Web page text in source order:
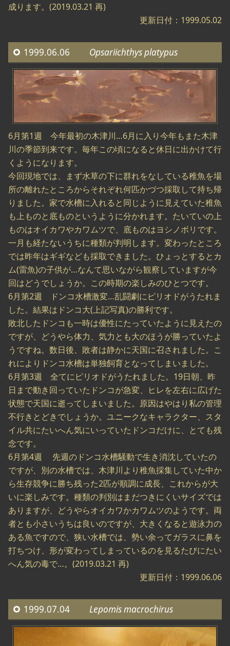
成ります。(2019.03.21 再)
更新日付：1999.05.02
1999.06.06 Opsariichthys platypus
6月第1週 今年最初の木津川…6月に入り今年もまた木津
川の季節到来です。毎年この頃になると休日に出かけて行
くようになります。
今回現地では、まず水草の下に群れをなしている稚魚を場
所の離れたところからそれぞれ何匹かづつ採取して持ち帰
りました。家で水槽に入れると同じように見えていた稚魚
も上ものと底ものというように分かれます。たいていの上
ものはオイカワやカワムツで、底ものはヨシノボリです。
一月も経たないうちに種類が判明します。変わったところ
では昨年はギギなども採取できました。ひょっとするとカ
ム(雷魚)の子供が…なんて思いながら観察していますが今
回はどうでしょうか。この時期の楽しみのひとつです。
6月第2週 ドンコ水槽激変…乱闘劇にピリオドがうたれま
した。結果はドンコ大(上記写真)の勝利です。
敗北したドンコも一時は優性にたっていたように見えたの
ですが、どうやら体力、気力とも大のほうが勝っていたよ
うですね。数日後、敗者は静かに天国に召されました。こ
れによりドンコ水槽は単独飼育となってしまいました。
6月第3週 全てにピリオドがうたれました。19日朝、昨
日まで動き回っていたドンコが急変、ヒレを左右に広げた
状態で天国に逝ってしまいました。原因はやはり私の管理
不行きとどきでしょうか。ユニークなキャラクター、スタ
イル共にたいへん気にいっていたドンコだけに、とても残
念です。
6月第4週 先週のドンコ水槽騒動で生き消沈していたの
ですが、別の水槽では、木津川より稚魚採集していた中か
ら生存競争に勝ち残った2匹が順調に成長、これからが大
いに楽しみです。種類の判別はまだつきにくいサイズでは
ありますが、どうやらオイカワかカワムツのようです。両
者とも小さいうちは良いのですが、大きくなると遊泳力の
ある魚ですので、狭い水槽では、勢い余ってガラスに鼻を
打ちつけ、形が変わってしまっているのを見るたびにたい
へん気の毒で…。(2019.03.21 再)
更新日付：1999.06.06
1999.07.04 Lepomis macrochirus